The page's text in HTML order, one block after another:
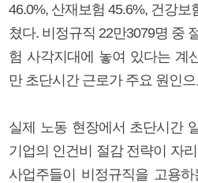
46.0%, 산재보험 45.6%, 건강보
쳤다. 비정규직 22만3079명 중
험 사각지대에 놓여 있다는 계
만 초단시간 근로가 주요 원인
실제 노동 현장에서 초단시간
기업의 인건비 절감 전략이 자
사업주들이 비정규직을 고용